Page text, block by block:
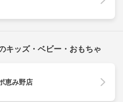
キッズ・ベビー・おもちゃ
恵み野店